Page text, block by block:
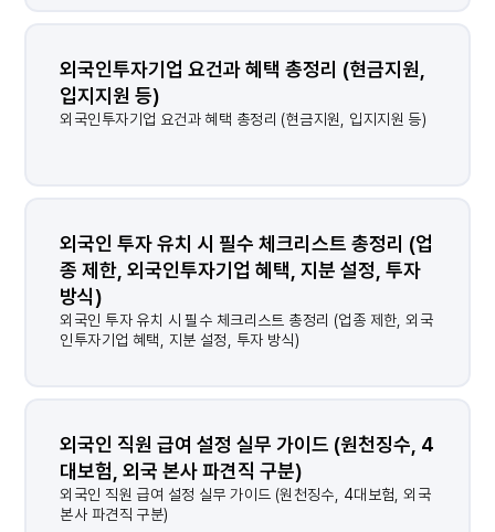
외국인투자기업 요건과 혜택 총정리 (현금지원,
입지지원 등)
외국인투자기업 요건과 혜택 총정리 (현금지원, 입지지원 등)
외국인 투자 유치 시 필수 체크리스트 총정리 (업
종 제한, 외국인투자기업 혜택, 지분 설정, 투자
방식)
외국인 투자 유치 시 필수 체크리스트 총정리 (업종 제한, 외국
인투자기업 혜택, 지분 설정, 투자 방식)
외국인 직원 급여 설정 실무 가이드 (원천징수, 4
대보험, 외국 본사 파견직 구분)
외국인 직원 급여 설정 실무 가이드 (원천징수, 4대보험, 외국
본사 파견직 구분)